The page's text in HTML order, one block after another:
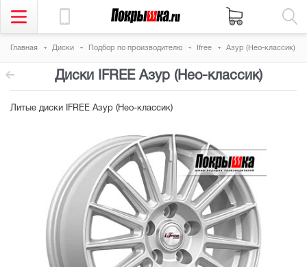
Главная Диски Подбор по производителю Ifree Азур (Нео-классик)
Диски IFREE Азур (Нео-классик)
Литые диски IFREE Азур (Нео-классик)